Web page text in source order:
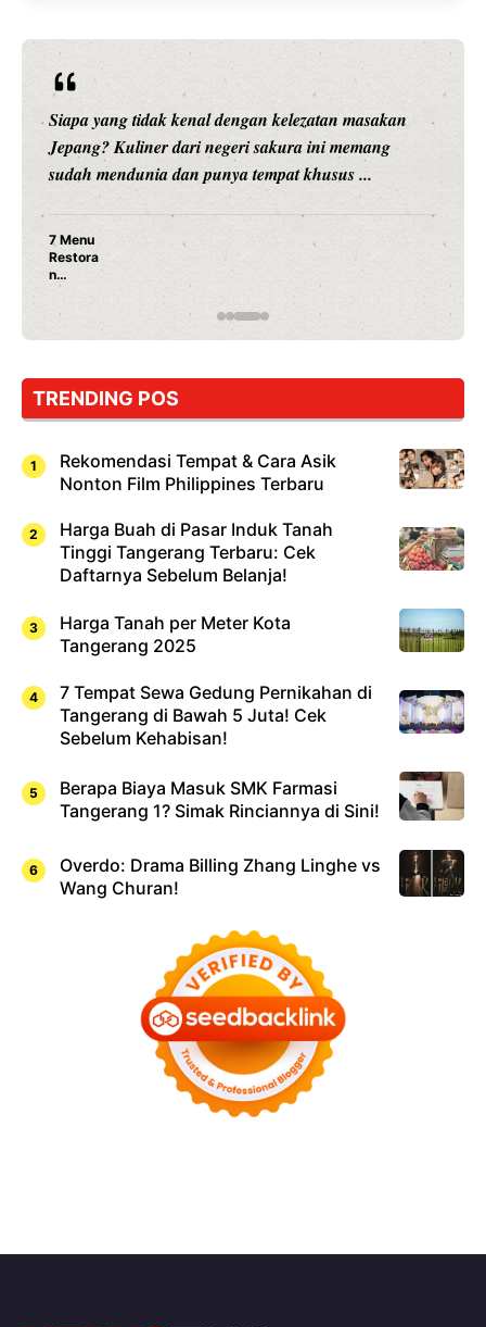
Siapa yang tidak kenal dengan kelezatan masakan
Jepang? Kuliner dari negeri sakura ini memang
sudah mendunia dan punya tempat khusus ...
7 Menu
Restora
n
Jepang
yang
Dicoba,
Cuma
Sushi!
TRENDING POS
Rekomendasi Tempat & Cara Asik
Nonton Film Philippines Terbaru
Harga Buah di Pasar Induk Tanah
Tinggi Tangerang Terbaru: Cek
Daftarnya Sebelum Belanja!
Harga Tanah per Meter Kota
Tangerang 2025
7 Tempat Sewa Gedung Pernikahan di
Tangerang di Bawah 5 Juta! Cek
Sebelum Kehabisan!
Berapa Biaya Masuk SMK Farmasi
Tangerang 1? Simak Rinciannya di Sini!
Overdo: Drama Billing Zhang Linghe vs
Wang Churan!